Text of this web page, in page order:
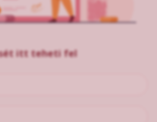
itt teheti fel